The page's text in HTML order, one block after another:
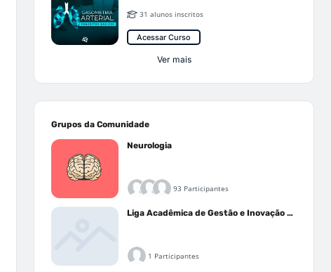
31 alunos inscritos
Acessar Curso
Ver mais
Grupos da Comunidade
Neurologia
93 Participantes
Liga Acadêmica de Gestão e Inovação Médica - LAGIM
1 Participantes